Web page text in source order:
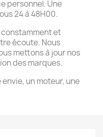
personnel. Une
24 à 48H00.
constamment et
écoute. Nous
mettons à jour nos
des marques.
un moteur, une